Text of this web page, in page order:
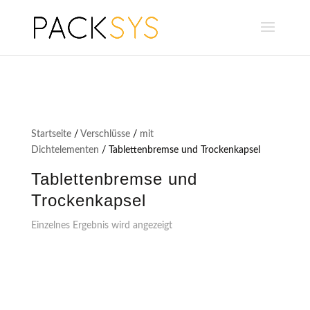
Startseite/ Verschlüsse/ mit
Dichtelementen / Tablettenbremse und Trockenkapsel
Tablettenbremse und
Trockenkapsel
Einzelnes Ergebnis wird angezeigt